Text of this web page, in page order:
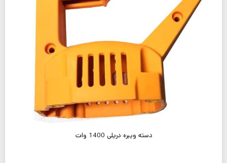
دسته ویبره دریلی 1400 وات